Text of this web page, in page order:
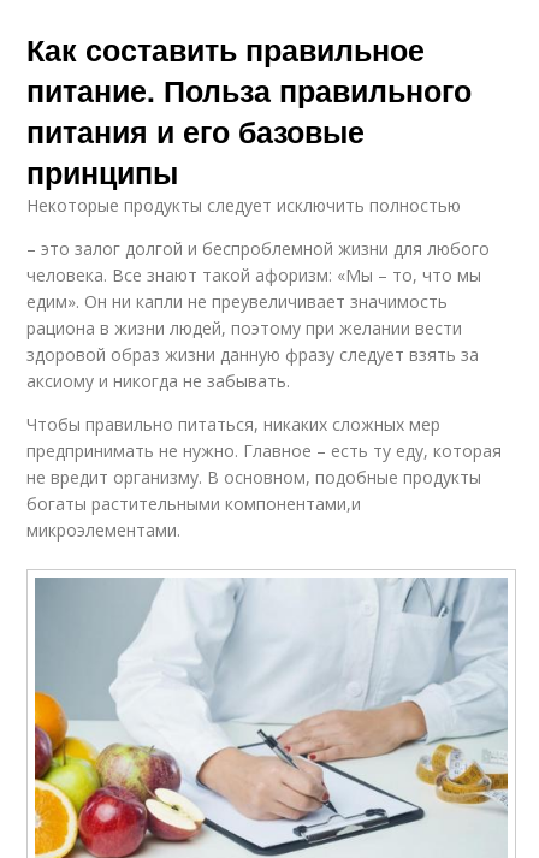
Как составить правильное
питание. Польза правильного
питания и его базовые
принципы
Некоторые продукты следует исключить полностью
– это залог долгой и беспроблемной жизни для любого
человека. Все знают такой афоризм: «Мы – то, что мы
едим». Он ни капли не преувеличивает значимость
рациона в жизни людей, поэтому при желании вести
здоровой образ жизни данную фразу следует взять за
аксиому и никогда не забывать.
Чтобы правильно питаться, никаких сложных мер
предпринимать не нужно. Главное – есть ту еду, которая
не вредит организму. В основном, подобные продукты
богаты растительными компонентами,и
микроэлементами.